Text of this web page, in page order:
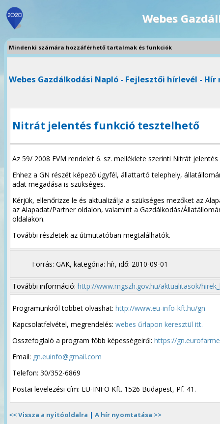
Webes
Mindenki számára hozzáférhető tartalmak és funkciók
Webes Gazdálkodási Napló - Fejlesztői hírlevél - Hír
Nitrát jelentés funkció tesztelhető
Az 59/ 2008 FVM rendelet 6. sz. melléklete szerinti Nitrát
Ehhez a GN részét képező ügyfél, állattartó telephely,
adat megadása is szükséges.
Kérjük, ellenőrizze le és aktualizálja a szükséges mezőket az
az Alapadat/Partner oldalon, valamint a Gazdálkodás/
oldalakon.
További részletek az útmutatóban megtalálhatók.
Forrás: GAK, kategória: hír, idő: 2010-09-01
További információ: http://www.mgszh.gov.hu/aktualitasok/
Programunkról többet olvashat: http://www.eu-info-kft.hu/gn
Kapcsolatfelvétel, megrendelés: webes űrlapon keresztül itt.
Összefoglaló a program főbb képességeiről: https://
Email: gn.euinfo@gmail.com
Telefon: 30/352-6869
Postai levelezési cím: EU-INFO Kft. 1526 Budapest, Pf. 41.
<< Vissza a nyitóoldalra | A hír nyomtatása >>